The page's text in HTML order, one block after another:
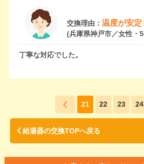
交換理由： 温度が安定
(兵庫県神戸市／女性・
丁寧な対応でした。
21 22 23 24
給湯器の交換TOPへ戻る